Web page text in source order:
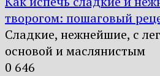
творогом: пошаговый
Сладкие, нежнейшие, с
основой и маслянистым
0 646